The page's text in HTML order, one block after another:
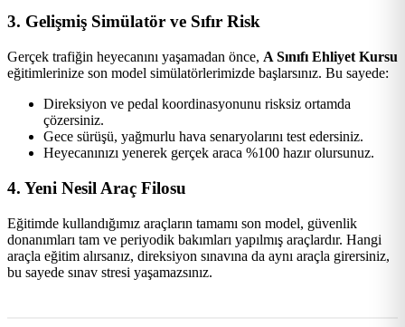
3. Gelişmiş Simülatör ve Sıfır Risk
Gerçek trafiğin heyecanını yaşamadan önce, A Sınıfı Ehliyet Kursu
eğitimlerinize son model simülatörlerimizde başlarsınız. Bu sayede:
Direksiyon ve pedal koordinasyonunu risksiz ortamda
çözersiniz.
Gece sürüşü, yağmurlu hava senaryolarını test edersiniz.
Heyecanınızı yenerek gerçek araca %100 hazır olursunuz.
4. Yeni Nesil Araç Filosu
Eğitimde kullandığımız araçların tamamı son model, güvenlik
donanımları tam ve periyodik bakımları yapılmış araçlardır. Hangi
araçla eğitim alırsanız, direksiyon sınavına da aynı araçla girersiniz,
bu sayede sınav stresi yaşamazsınız.